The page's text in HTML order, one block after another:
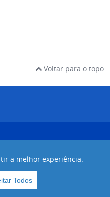
a melhor experiência.
Todos
Voltar para o topo
código aberto